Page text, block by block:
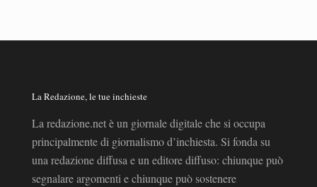
La Redazione, le tue inchieste
La redazione.net è un giornale digitale che si occupa
principalmente di giornalismo d’inchiesta. Si fonda su
una redazione diffusa e un editore diffuso: chiunque può
segnalare argomenti e chiunque può sostenere